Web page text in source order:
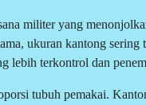
militer yang
ukuran kantong
lebih terkontrol dan
tubuh pemakai.